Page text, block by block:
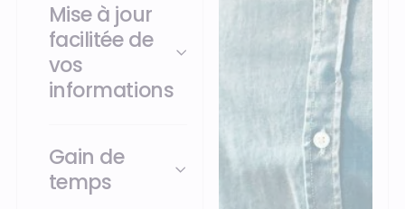
Mise à jour
facilitée de
vos
informations
Gain de
temps